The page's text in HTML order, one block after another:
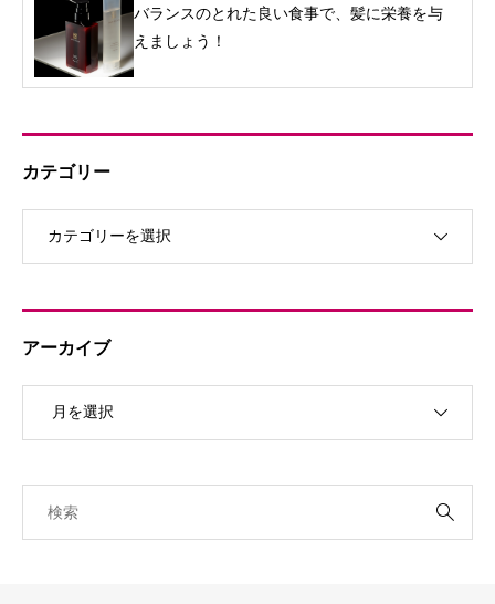
バランスのとれた良い食事で、髪に栄養を与
えましょう！
カテゴリー
アーカイブ